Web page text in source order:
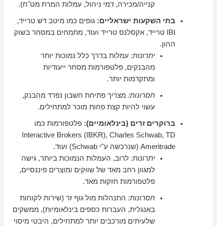
קנייה/מכירה, דמי ניהול, עמלות המרת מט"ח).
בתי השקעות ישראליים: גופים כמו מיטב דש טרייד,
IBI טרייד, אקסלנס טרייד ועוד, מתמחים במסחר בשוק
ההון.
יתרונות: עמלות בדרך כלל נמוכות יותר
מהבנקים, פלטפורמות מסחר ייעודיות
ומתקדמות יותר.
חסרונות: מצריך פתיחת חשבון נפרד מהבנק,
עשוי להיות קצת פחות מוכר למתחילים.
ברוקרים זרים (בינלאומיים): פלטפורמות כמו
Interactive Brokers (IBKR), Charles Schwab, TD
Ameritrade (שנרכשה ע"י Schwab) ועוד.
יתרונות: לרוב, העמלות הנמוכות ביותר, גישה
למגוון רחב מאד של שווקים ומוצרים פיננסיים,
פלטפורמות חזקות מאד.
חסרונות: התנהלות מול גוף זר (שירות לקוחות
באנגלית, העברות כספים בינלאומיות), ממשקים
שלעיתים מורכבים יותר למתחילים, היבטי מיסוי